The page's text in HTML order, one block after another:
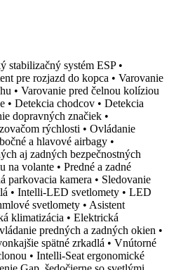
stabilizačný systém ESP •
pre rozjazd do kopca • Varovanie
• Varovanie pred čelnou kolíziou
• Detekcia chodcov • Detekcia
dopravných značiek •
rýchlosti • Ovládanie
a hlavové airbagy •
aj zadných bezpečnostných
na volante • Predné a zadné
parkovacia kamera • Sledovanie
• Intelli-LED svetlomety • LED
svetlomety • Asistent
klimatizácia • Elektrická
predných a zadných okien •
spätné zrkadlá • Vnútorné
• Intelli-Seat ergonomické